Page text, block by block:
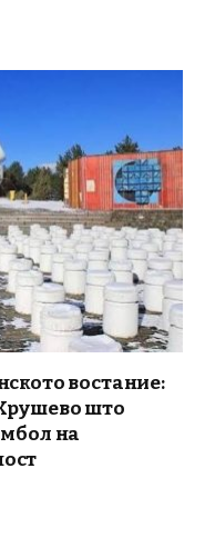
востание:
што
на